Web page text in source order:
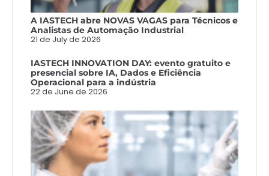
A IASTECH abre NOVAS VAGAS para Técnicos e
Analistas de Automação Industrial
21 de July de 2026
IASTECH INNOVATION DAY: evento gratuito e
presencial sobre IA, Dados e Eficiência
Operacional para a indústria
22 de June de 2026